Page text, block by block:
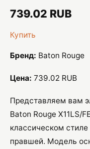
739.02 RUB
Купить
Бренд: Baton Rouge
Цена: 739.02 RUB
Представляем вам
Baton Rouge X11LS/
классическом
правшей. Модель